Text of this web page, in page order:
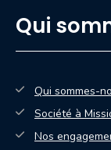
Qui
Qui sommes-
Société à
Nos